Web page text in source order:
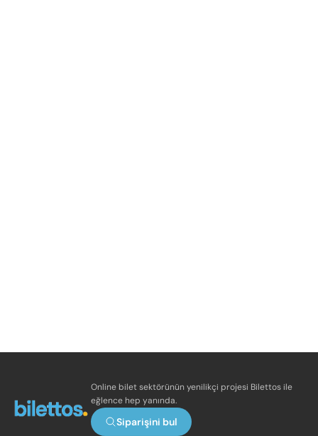
Online bilet sektörünün yenilikçi projesi Bilettos ile
eğlence hep yanında.
Siparişini bul